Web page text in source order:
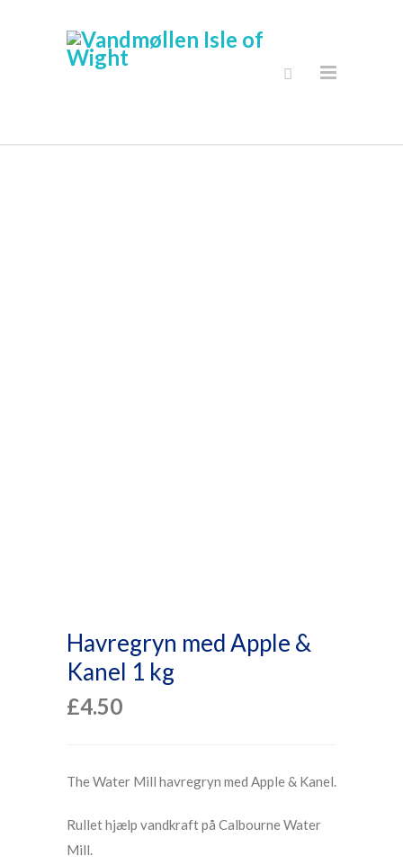
Havregryn med Apple &
Kanel 1 kg
£4.50
The Water Mill havregryn med Apple & Kanel.
Rullet hjælp vandkraft på Calbourne Water
Mill.